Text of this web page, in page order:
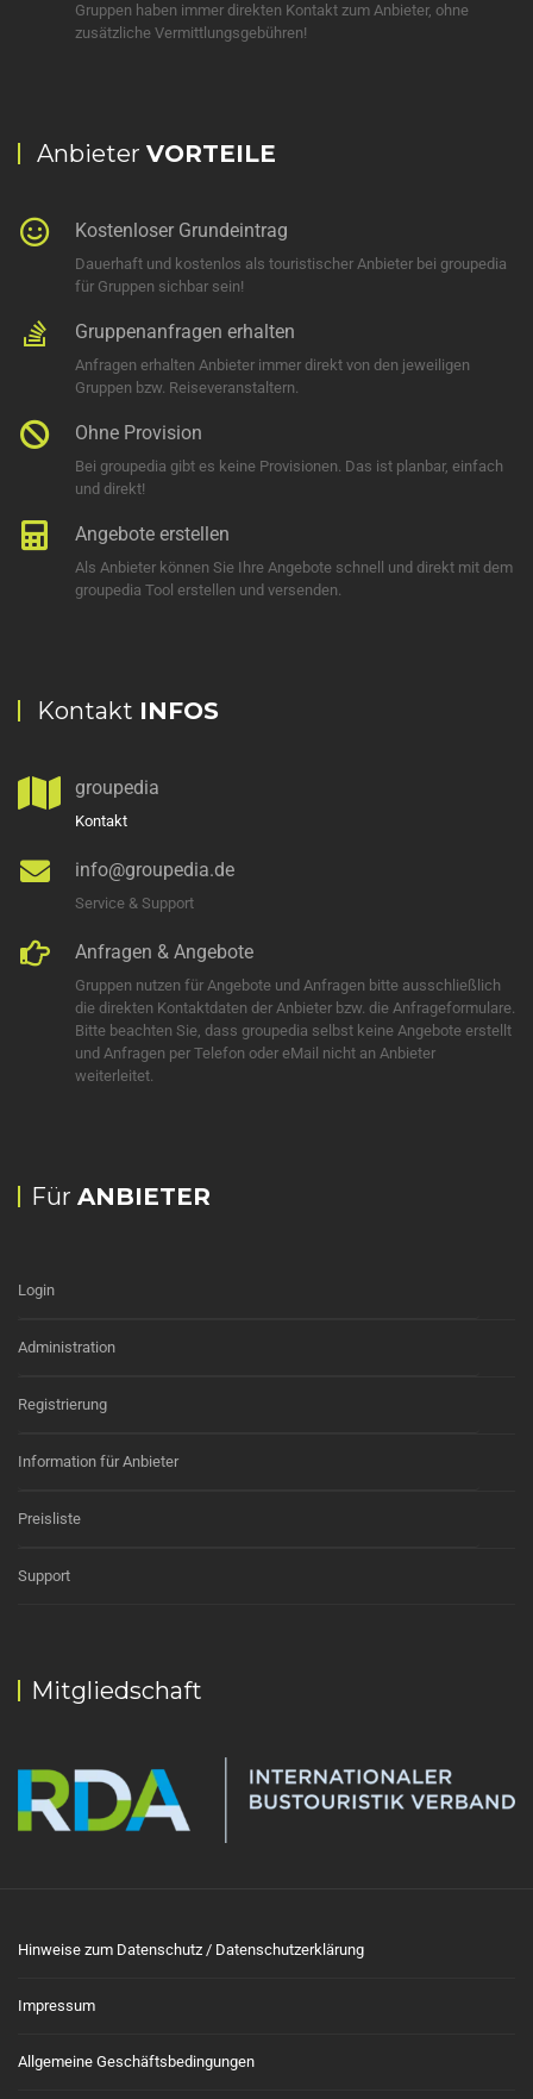
Gruppen haben immer direkten Kontakt zum Anbieter, ohne
zusätzliche Vermittlungsgebühren!
Anbieter VORTEILE
Kostenloser Grundeintrag
Dauerhaft und kostenlos als touristischer Anbieter bei groupedia
für Gruppen sichbar sein!
Gruppenanfragen erhalten
Anfragen erhalten Anbieter immer direkt von den jeweiligen
Gruppen bzw. Reiseveranstaltern.
Ohne Provision
Bei groupedia gibt es keine Provisionen. Das ist planbar, einfach
und direkt!
Angebote erstellen
Als Anbieter können Sie Ihre Angebote schnell und direkt mit dem
groupedia Tool erstellen und versenden.
Kontakt INFOS
groupedia
Kontakt
info@groupedia.de
Service & Support
Anfragen & Angebote
Gruppen nutzen für Angebote und Anfragen bitte ausschließlich
die direkten Kontaktdaten der Anbieter bzw. die Anfrageformulare.
Bitte beachten Sie, dass groupedia selbst keine Angebote erstellt
und Anfragen per Telefon oder eMail nicht an Anbieter
weiterleitet.
Für ANBIETER
Login
Administration
Registrierung
Information für Anbieter
Preisliste
Support
Mitgliedschaft
Hinweise zum Datenschutz / Datenschutzerklärung
Impressum
Allgemeine Geschäftsbedingungen